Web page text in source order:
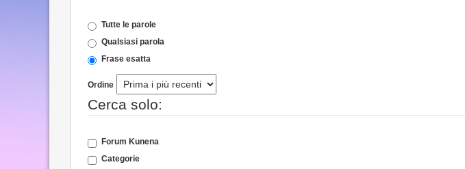
Tutte le parole
Qualsiasi parola
Frase esatta
Ordine
Cerca solo:
Forum Kunena
Categorie